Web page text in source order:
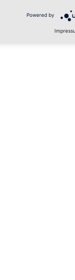
Powered by